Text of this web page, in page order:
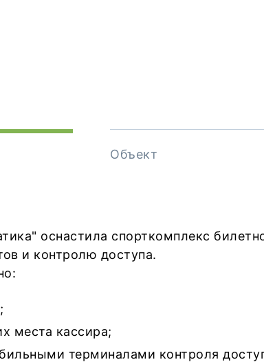
Объект
оснастила спорткомплекс
и контролю доступа.
места кассира;
терминалами контроля